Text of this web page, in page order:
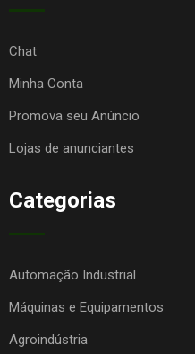
Chat
Minha Conta
Promova seu Anúncio
Lojas de anunciantes
Categorias
Automação Industrial
Máquinas e Equipamentos
Agroindústria